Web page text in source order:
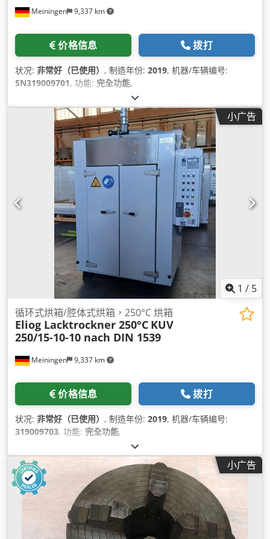
Meiningen 9,337 km
价格信息 拨打
状况: 非常好（已使用） , 制造年份: 2019, 机器/车辆编号:
SN319009701, 功能: 完全功能,
小广告
1 / 5
Meiningen 9,337 km
循环式烘箱/腔体式烘箱，250°C 烘箱
Eliog Lacktrockner 250°C KUV
250/15-10-10 nach DIN 1539
价格信息 拨打
状况: 非常好（已使用） , 制造年份: 2019, 机器/车辆编号:
319009703, 功能: 完全功能,
小广告